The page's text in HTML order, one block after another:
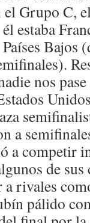
el Grupo C,
estaba
Bajos
nos
a
a competir
de
a rivales
pálido